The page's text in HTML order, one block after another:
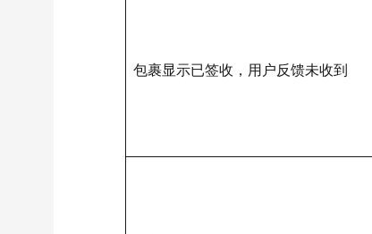
包裹显示已签收，用户反馈未收到